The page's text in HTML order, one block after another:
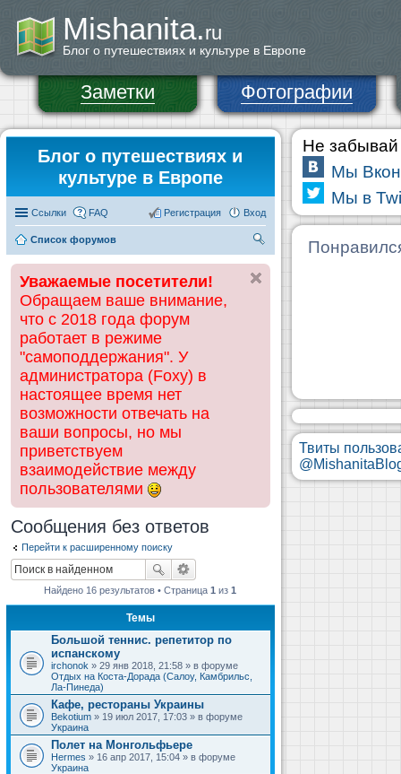
Mishanita.ru
Блог о путешествиях и культуре в Европе
Заметки Фотографии
Блог о путешествиях и
культуре в Европе
Ссылки FAQ Вход
Регистрация
Список форумов
ск
Уважаемые посетители!
Обращаем ваше внимание,
что с 2018 года форум
работает в режиме
"самоподдержания". У
администратора (Foxy) в
настоящее время нет
возможности отвечать на
ваши вопросы, но мы
приветствуем
взаимодействие между
пользователями
Сообщения без ответов
Перейти к расширенному поиску
Найдено 16 результатов • Страница1 из1
Темы
Большой теннис. репетитор по
испанскому
irchonok » 29 янв 2018, 21:58 » в форуме
Отдых на Коста-Дорада (Салоу, Камбрильс,
Ла-Пинеда)
Кафе, рестораны Украины
Bekotium » 19 июл 2017, 17:03 » в форуме
Украина
Полет на Монгольфьере
Hermes » 16 апр 2017, 15:04 » в форуме
Украина
Не забывай
Мы
Мы в
Твиты